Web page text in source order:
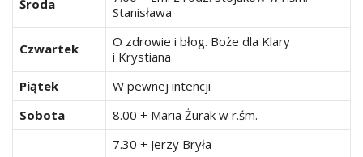
Środa
Stanisława
Czwartek
O zdrowie i błog. Boże dla Klary
i Krystiana
Piątek
W pewnej intencji
Sobota
8.00 + Maria Żurak w r.śm.
7.30 + Jerzy Bryła